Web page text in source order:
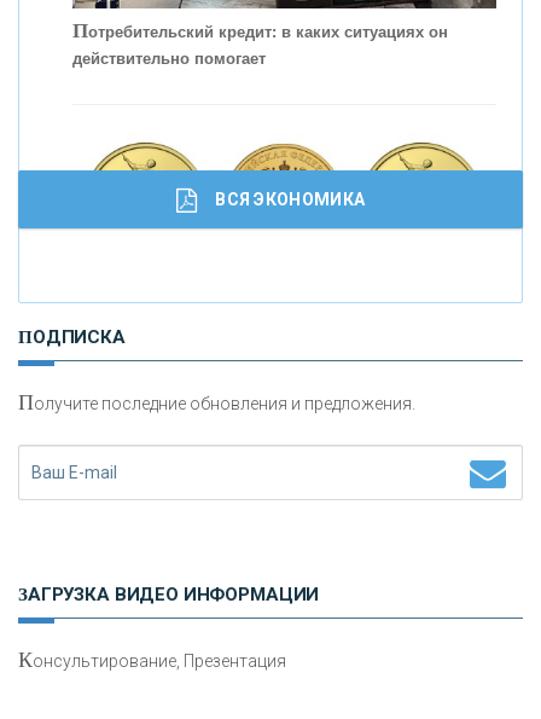
Потребительский кредит: в каких ситуациях он
действительно помогает
И
сохранения и увеличения капитала
ВСЯ ЭКОНОМИКА
ПОДПИСКА
Получите последние обновления и предложения.
ЗАГРУЗКА ВИДЕО ИНФОРМАЦИИ
Консультирование, Презентация